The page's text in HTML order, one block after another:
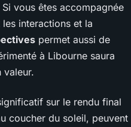
vous êtes accompagnée
interactions et la
permet aussi de
à Libourne saura
valeur.
sur le rendu final
coucher du soleil, peuvent